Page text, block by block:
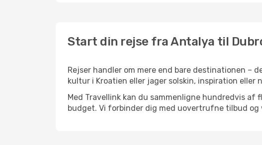
Start din rejse fra Antalya til
Rejser handler om mere end bare destinationen –
kultur i Kroatien eller jager solskin, inspiration eller
Med Travellink kan du sammenligne hundredvis af
budget. Vi forbinder dig med uovertrufne tilbud